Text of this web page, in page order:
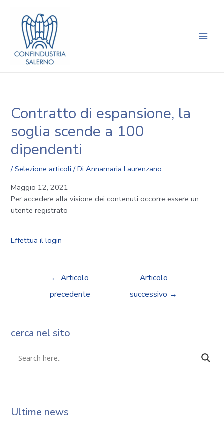
contenuto
Contratto di espansione, la
soglia scende a 100
dipendenti
/Selezione articoli / DiAnnamaria Laurenzano
Maggio 12, 2021
Per accedere alla visione dei contenuti occorre essere un
utente registrato
Effettua il login
articoli
← Articolo
precedente
Articolo
successivo →
cerca nel sito
Ultime news